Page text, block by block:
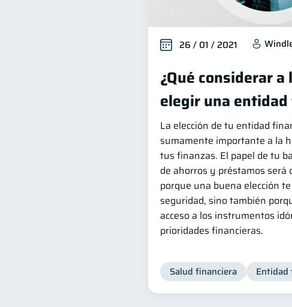
26 / 01 / 2021
¿Qué considerar a
elegir una
La elección de tu entidad
sumamente importante a la
tus finanzas. El papel de tu
de ahorros y préstamos será
porque una buena elección
seguridad, sino también
acceso a los instrumentos
prioridades financieras.
Salud financiera Entidad